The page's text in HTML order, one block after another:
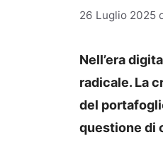
26 Luglio 2025
Nell’era
radicale. La
del
questione di